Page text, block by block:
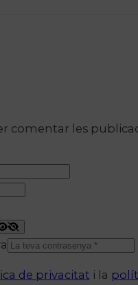
comentar les
de privacitat i la